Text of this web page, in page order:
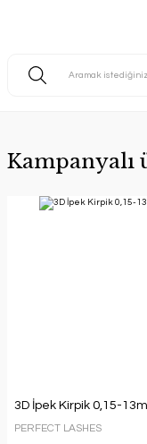
Kampanyalı
3D İpek Kirpik 0,15-
PERFECT LASHES